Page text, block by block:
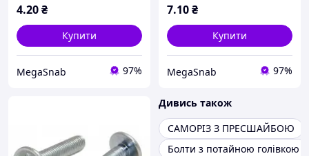
4.20₴
Купити
MegaSnab 97%
7.10₴
Купити
MegaSnab 97%
Дивись також
САМОРІЗ З ПРЕСШАЙБОЮ
Болти з потайною голівкою